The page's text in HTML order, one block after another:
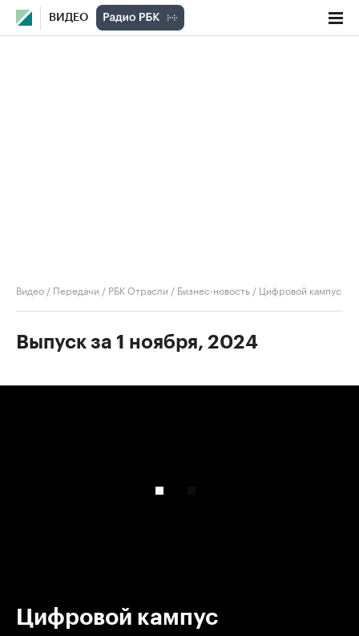
ВИДЕО
Видео / Передачи / РБК Отрасли / Бизнес-новость / Цифровой кампус
Выпуск за 1 ноября, 2024
Цифровой кампус